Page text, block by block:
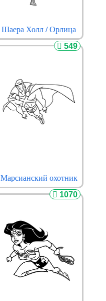
Шаера Холл / Орлица
549
Марсианский охотник
1070